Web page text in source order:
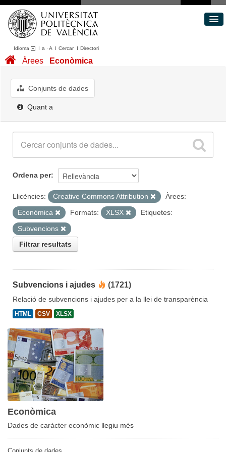
Idioma I a ·A I CercarI Directori
Conjunts de dades
Quant a
Àrees Econòmica
Conjunts de dades
Quant a
Ordena per
Llicències: Creative Commons Attribution
Àrees:
Econòmica
Formats: XLSX
Etiquetes:
Subvencions
Filtrar resultats
Subvencions i ajudes (1721)
Relació de subvencions i ajudes per a la llei de transparència
HTML CSV XLSX
Econòmica
Dades de caràcter econòmic llegiu més